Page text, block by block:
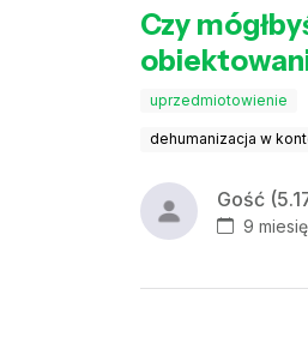
Czy
uprzedmiotowienie
dehumanizacja w
Gość
9